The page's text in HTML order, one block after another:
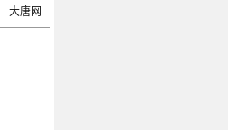
大唐网